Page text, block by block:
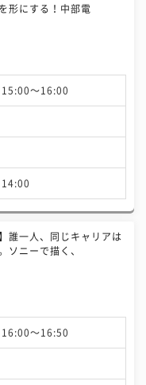
形にする！中部電
〜16:00
誰一人、同じキャリアは
ソニーで描く、
〜16:50